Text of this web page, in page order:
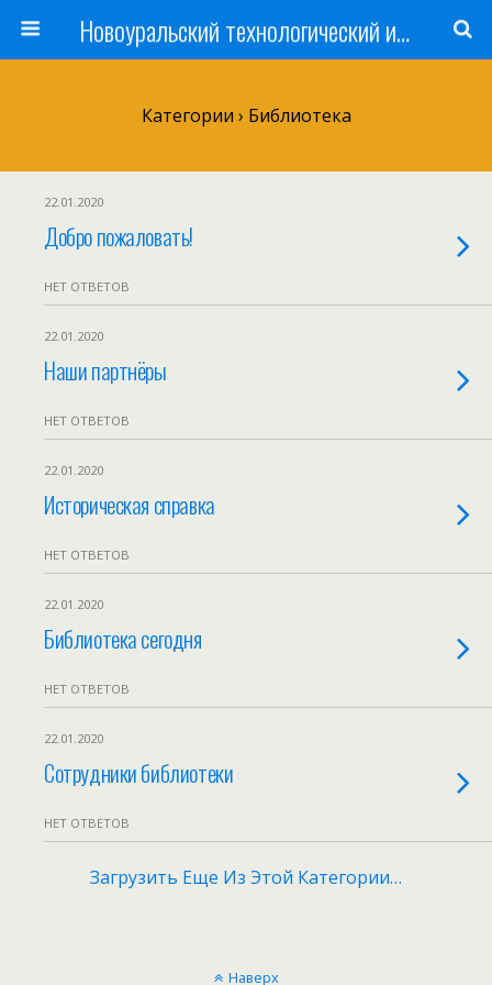
Новоуральский технологический институт НИЯУ МИФИ
Категории › Библиотека
22.01.2020
Добро пожаловать!
НЕТ ОТВЕТОВ
22.01.2020
Наши партнёры
НЕТ ОТВЕТОВ
22.01.2020
Историческая справка
НЕТ ОТВЕТОВ
22.01.2020
Библиотека сегодня
НЕТ ОТВЕТОВ
22.01.2020
Сотрудники библиотеки
НЕТ ОТВЕТОВ
Загрузить Еще Из Этой Категории…
Наверх